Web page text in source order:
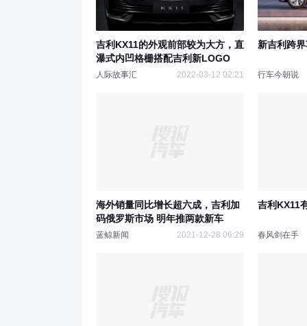
吉利KX11的外观前部较为大方，直
瀑式内凹格栅搭配吉利新LOGO
人际故事汇 2022-03-12 02:21
新吉利跨
行车今朝说
海外销量同比增长超六成，吉利加
码俄罗斯市场 明年推两款新车
蓝鲸新闻 2021-12-28 06:29
吉利KX11
春风剑在手